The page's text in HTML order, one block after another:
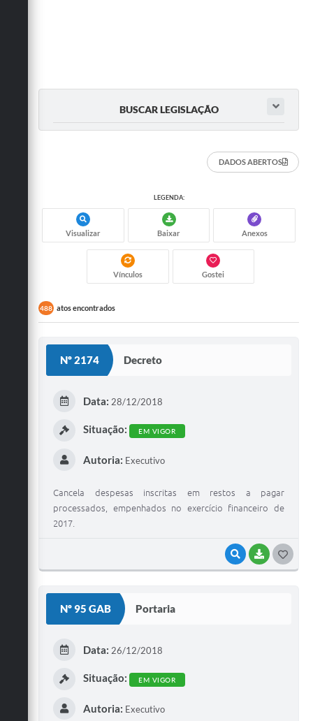
BUSCAR LEGISLAÇÃO
DADOS ABERTOS
LEGENDA:
Visualizar Baixar Anexos
Vínculos Gostei
488 atos encontrados
Nº 2174 Decreto
VISUALIZAR
BAIXAR
Data: 28/12/2018
Situação: EM VIGOR
Autoria: Executivo
Cancela despesas inscritas em restos a pagar
processados, empenhados no exercício financeiro de
2017.
Nº 95 GAB Portaria
Data: 26/12/2018
Situação: EM VIGOR
Autoria: Executivo